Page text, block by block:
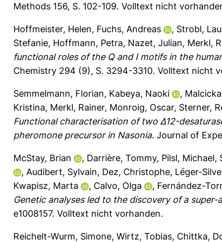
Methods 156, S. 102-109. Volltext nicht
Hoffmeister, Helen, Fuchs, Andreas , Strobl,
Stefanie, Hoffmann, Petra, Nazet, Julian, Merkl,
functional roles of the Q and I motifs in the
Chemistry 294 (9), S. 3294-3310. Volltext nicht
Semmelmann, Florian, Kabeya, Naoki ,
Kristina, Merkl, Rainer, Monroig, Oscar, Sterner,
Functional characterisation of two Δ12-
pheromone precursor in Nasonia. Journal of
McStay, Brian , Darrière, Tommy, Pilsl, Michael,
, Audibert, Sylvain, Dez, Christophe, Léger-
Kwapisz, Marta
, Calvo, Olga , Fernández-
Genetic analyses led to the discovery of a
e1008157. Volltext nicht vorhanden.
Reichelt-Wurm, Simone, Wirtz, Tobias, Chittka,